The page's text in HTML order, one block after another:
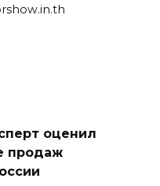
оценил
продаж